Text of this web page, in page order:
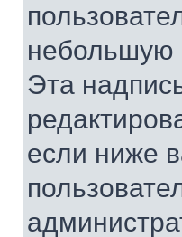
небольшую
Эта
если ниже